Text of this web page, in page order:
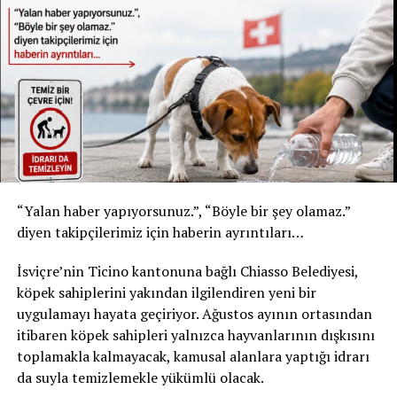
KANTON NİDWALDEN 2025 YILINDA AİLE ÇOCUK
YARDIMLARINI ARTIRACAK
Geri çağırma şu iki ürünü kapsıyor:
* Kızılay Doğal Maden Suyu
* Şişe: 200 ml
* Son tüketim tarihi: 31 Temmuz 2027
* Kızılay Elma Aromalı Gazlı İçecek
* Şişe: 200 ml
* Son tüketim tarihi: 20 Şubat 2027
ürünlerin geri çağırma kapsamında olduğunu belirtti.
Akar Swiss AG, tüketicilerden belirtilen ürünleri
kesinlikle tüketmemelerini istedi. Geri çağırma
kapsamındaki içecekler, satın alma fişi ibraz edilmeden
satın alındıkları market veya satış noktasına teslim
edilebilecek. Ürün bedeli tüketicilere tam olarak iade
“Yalan haber yapıyorsunuz.”, “Böyle bir şey olamaz.”
diyen takipçilerimiz için haberin ayrıntıları…
İsviçre’nin Ticino kantonuna bağlı Chiasso Belediyesi,
köpek sahiplerini yakından ilgilendiren yeni bir
uygulamayı hayata geçiriyor. Ağustos ayının ortasından
itibaren köpek sahipleri yalnızca hayvanlarının dışkısını
toplamakla kalmayacak, kamusal alanlara yaptığı idrarı
da suyla temizlemekle yükümlü olacak.